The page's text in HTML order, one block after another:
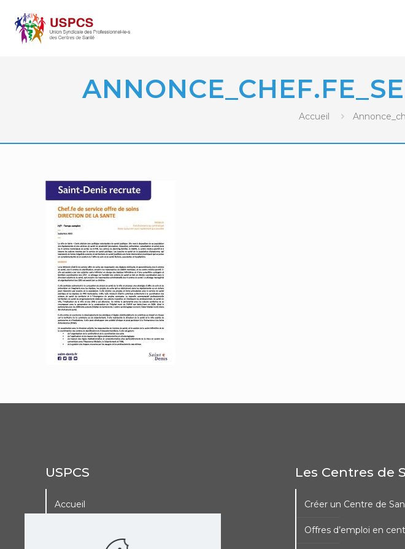
Accueil
USPCS
Accueil
Les Centres de
Créer un Centre de
Offres d’emploi en